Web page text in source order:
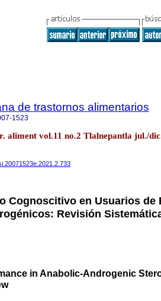
de trastornos alimentarios
1523
aliment vol.11 no.2 Tlalnepantla jul./
Cognoscitivo en Usuarios de
Revisión
in Anabolic-Androgenic